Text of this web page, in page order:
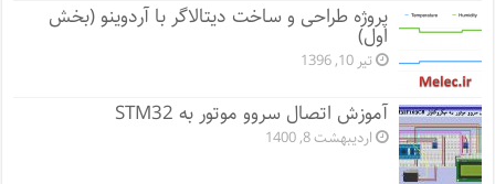
پروژه طراحی و ساخت دیتالاگر با آردوینو (بخش
اول)
تیر 10, 1396
آموزش اتصال سروو موتور به STM32
اردیبهشت 8, 1400